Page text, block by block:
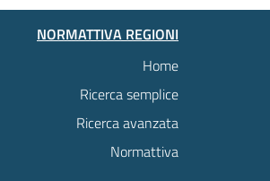
NORMATTIVA REGIONI
Home
Ricerca semplice
Ricerca avanzata
Normattiva